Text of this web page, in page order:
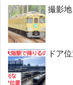
撮影
ドア